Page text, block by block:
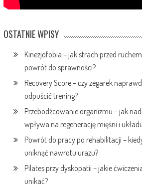
OSTATNIE WPISY
Kinezjofobia – jak strach przed
powrót do sprawności?
Recovery Score – czy zegarek
odpuścić trening?
Przebodźcowanie organizmu – jak
wpływa na regenerację mięśni i
Powrót do pracy po rehabilitacji –
uniknąć nawrotu urazu?
Pilates przy dyskopatii – jakie
unikać?